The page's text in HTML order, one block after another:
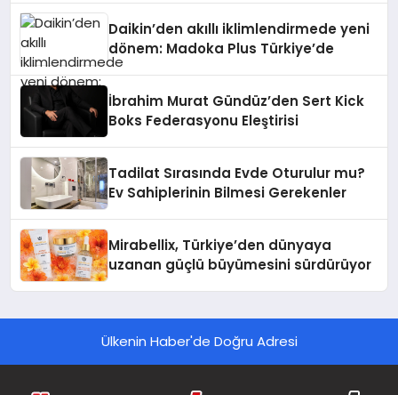
Daikin’den akıllı iklimlendirmede yeni
dönem: Madoka Plus Türkiye’de
İbrahim Murat Gündüz’den Sert Kick
Boks Federasyonu Eleştirisi
Tadilat Sırasında Evde Oturulur mu?
Ev Sahiplerinin Bilmesi Gerekenler
Mirabellix, Türkiye’den dünyaya
uzanan güçlü büyümesini sürdürüyor
Ülkenin Haber'de Doğru Adresi